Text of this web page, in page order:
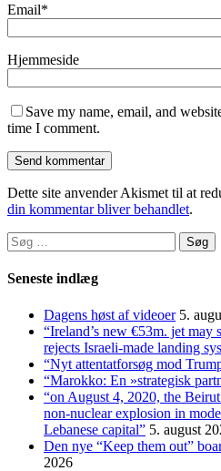
Email*
Hjemmeside
Save my name, email, and
time I comment.
Dette site anvender Akismet til at
din kommentar bliver behandlet.
Søg
efter:
Seneste indlæg
Dagens høst af videoer 5.
“Ireland’s new €53m. jet may
rejects Israeli-made landing
“Nyt attentatforsøg mod
“Marokko: En »strategisk
“on August 4, 2020, the
non-nuclear explosion in
Lebanese capital” 5. august
Den nye “Keep them out”
2026